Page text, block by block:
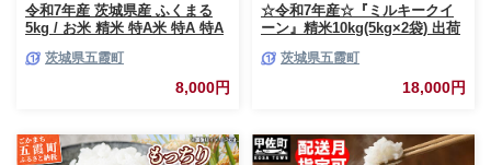
令和7年産 茨城県産 ふくまる
5kg / お米 精米 特A米 特A 特A
五霞町【価格改定X】
茨城県五霞町
8,000円
☆令和7年産☆『ミルキークイ
ーン』精米10kg(5kg×2袋) 出荷
10kg コメ こめ 人気 銘柄 家計
応援 中山産業 家庭用 茨城県産
茨城県 五霞町【価格変更AB】
茨城県五霞町
18,000円